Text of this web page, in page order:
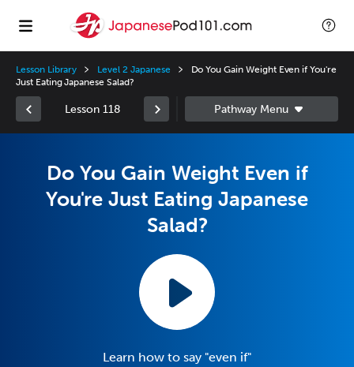
Lesson Library Level 2 Japanese
Do You Gain Weight Even if You're
Just Eating Japanese Salad?
Lesson 118
Do You Gain Weight Even if
You're Just Eating Japanese
Salad?
Learn how to say "even if"